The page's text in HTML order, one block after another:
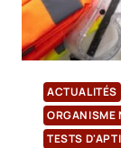
ACTUALITÉS
ORGANISME
TESTS